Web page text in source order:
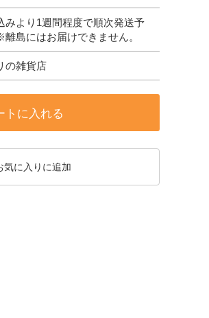
みより1週間程度で順次発送予
島にはお届けできません。
の雑貨店
トに入れる
気に入りに追加